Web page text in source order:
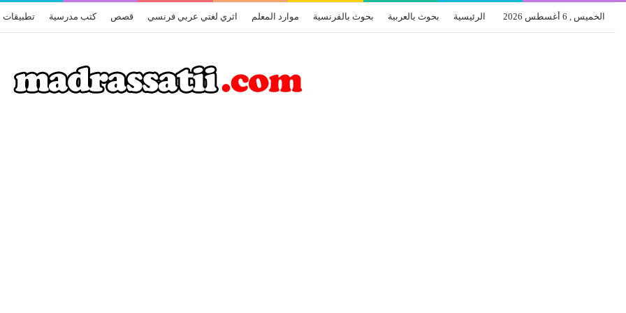
الخميس , 6 أغسطس 2026 الرئيسية بحوث بالعربية بحوث بالفرنسية موارد المعلم اثري لغتي عربي فرنسي قصص كتب مدرسية تطبيقات